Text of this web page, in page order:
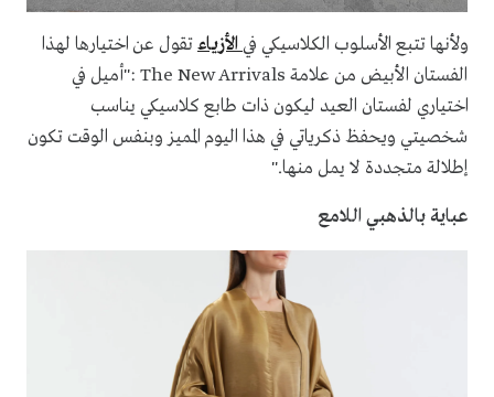
ولأنها تتبع الأسلوب الكلاسيكي في الأزياءتقول عن اختيارها لهذا
الفستان الأبيض من علامة The New Arrivals :"أميل في
اختياري لفستان العيد ليكون ذات طابع كلاسيكي يناسب
شخصيتي ويحفظ ذكرياتي في هذا اليوم المميز وبنفس الوقت تكون
إطلالة متجددة لا يمل منها."
عباية بالذهبي اللامع